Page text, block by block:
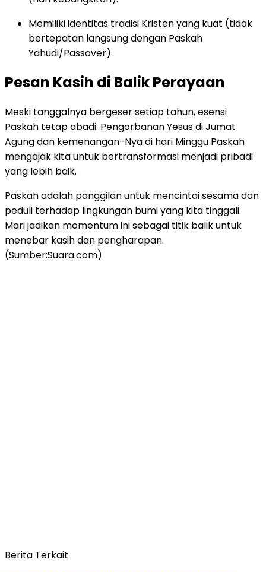
Memiliki identitas tradisi Kristen yang kuat (tidak
bertepatan langsung dengan Paskah
Yahudi/Passover).
Pesan Kasih di Balik Perayaan
Meski tanggalnya bergeser setiap tahun, esensi
Paskah tetap abadi. Pengorbanan Yesus di Jumat
Agung dan kemenangan-Nya di hari Minggu Paskah
mengajak kita untuk bertransformasi menjadi pribadi
yang lebih baik.
Paskah adalah panggilan untuk mencintai sesama dan
peduli terhadap lingkungan bumi yang kita tinggali.
Mari jadikan momentum ini sebagai titik balik untuk
menebar kasih dan pengharapan.
(Sumber:Suara.com)
Berita Terkait